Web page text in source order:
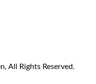
All Rights Reserved.